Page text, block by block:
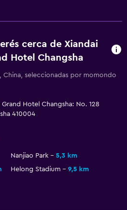
cerca de Xiandai
Hotel Changsha
China, seleccionadas por momondo
Hotel Changsha: No. 128
410004
Nanjiao Park
5,3 km
Helong Stadium 9,5 km